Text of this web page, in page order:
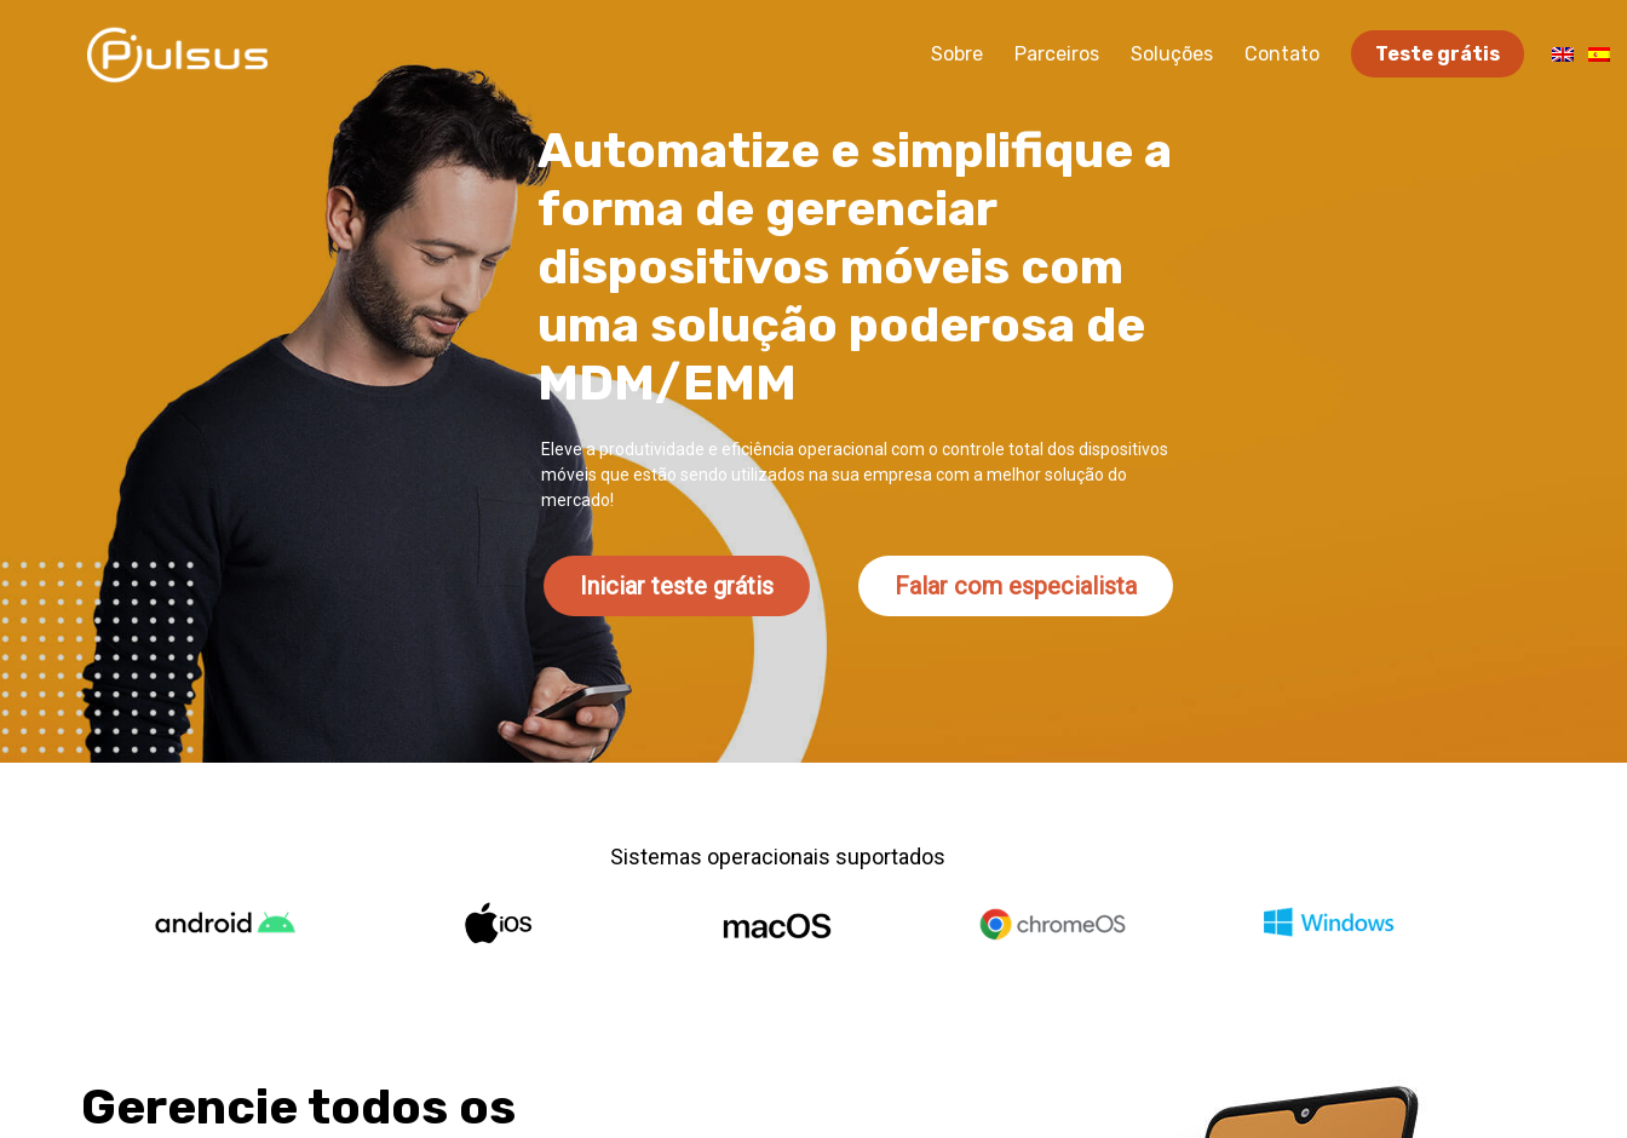
Sobre Parceiros Soluções Contato Teste grátis
Automatize e simplifique a
forma de gerenciar
dispositivos móveis com
uma solução poderosa de
MDM/EMM
Eleve a produtividade e eficiência operacional com o controle total dos dispositivos
móveis que estão sendo utilizados na sua empresa com a melhor solução do
mercado!
Iniciar teste grátis Falar com especialista
Sistemas operacionais suportados
Gerencie todos os